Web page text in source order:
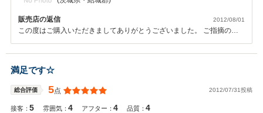
販売店の返信 2012/08/01
この度はご購入いただきましてありがとうございました。 ご指摘の件
ですが、細かい部分まで目が届かず申し訳ございませんでした。今後も
お客様に満足していただけるよう努力してまいりますので、何かござい
ましたらご連絡ください。 よろしくお願いいたします。
満足です☆
総合評価 5点 2012/07/31投稿
接客：5 雰囲気：4 アフター：4 品質：4